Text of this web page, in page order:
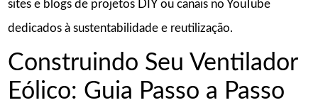
sites e blogs de projetos DIY ou canais no YouTube
dedicados à sustentabilidade e reutilização.
Construindo Seu Ventilador
Eólico: Guia Passo a Passo